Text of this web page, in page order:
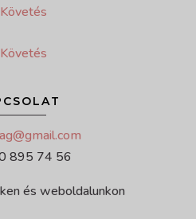
Követés
Követés
895 74 56
és weboldalunkon